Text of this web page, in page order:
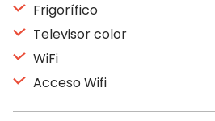
Frigorífico
Televisor color
WiFi
Acceso Wifi